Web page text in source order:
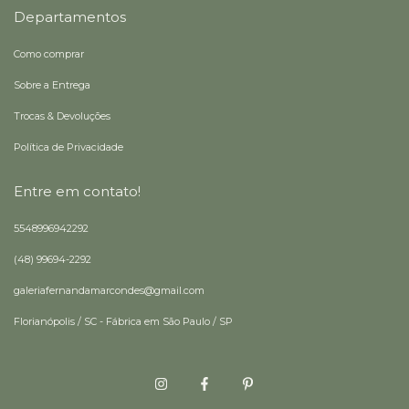
Departamentos
Como comprar
Sobre a Entrega
Trocas & Devoluções
Política de Privacidade
Entre em contato!
5548996942292
(48) 99694-2292
galeriafernandamarcondes@gmail.com
Florianópolis / SC - Fábrica em São Paulo / SP